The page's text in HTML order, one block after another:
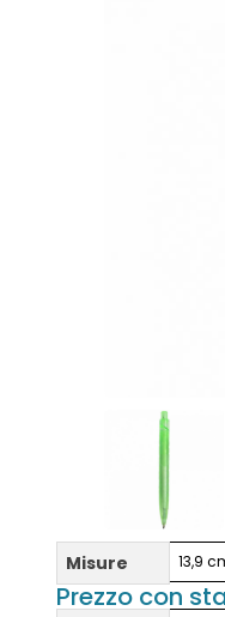
Misure 13,9
Prezzo con